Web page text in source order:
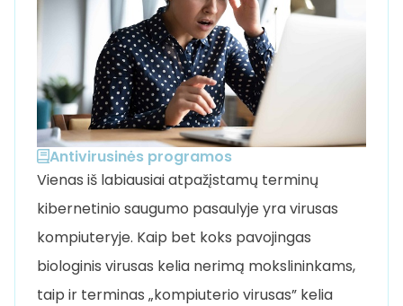
Antivirusinės programos
Vienas iš labiausiai atpažįstamų terminų
kibernetinio saugumo pasaulyje yra virusas
kompiuteryje. Kaip bet koks pavojingas
biologinis virusas kelia nerimą mokslininkams,
taip ir terminas „kompiuterio virusas” kelia